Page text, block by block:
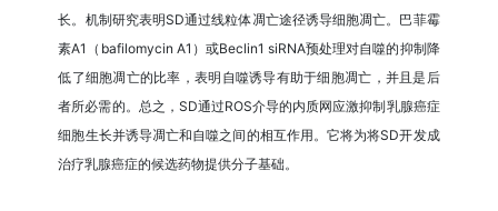
长。机制研究表明SD通过线粒体凋亡途径诱导细胞凋亡。巴菲霉
素A1（bafilomycin A1）或Beclin1 siRNA预处理对自噬的抑制降
低了细胞凋亡的比率，表明自噬诱导有助于细胞凋亡，并且是后
者所必需的。总之，SD通过ROS介导的内质网应激抑制乳腺癌症
细胞生长并诱导凋亡和自噬之间的相互作用。它将为将SD开发成
治疗乳腺癌症的候选药物提供分子基础。